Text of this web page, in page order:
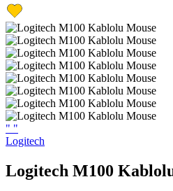
" "
Logitech
Logitech M100